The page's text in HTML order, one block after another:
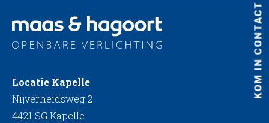
KOM IN CONTACT
Locatie Kapelle
Nijverheidsweg 2
4421 SG Kapelle